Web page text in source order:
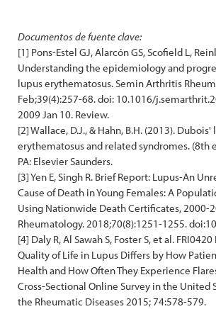
Documentos de fuente clave:
[1] Pons-Estel GJ, Alarcón GS, Scofield L,
Understanding the epidemiology and
lupus erythematosus. Semin Arthritis
Feb;39(4):257-68. doi: 10.1016/
2009 Jan 10. Review.
[2] Wallace, D.J., & Hahn, B.H. (2013). Dubois'
erythematosus and related syndromes. (8th
PA: Elsevier Saunders.
[3] Yen E, Singh R. Brief Report: Lupus-An
Cause of Death in Young Females: A
Using Nationwide Death Certificates, 2000-
Rheumatology. 2018;70(8):1251-1255.
[4] Daly R, Al Sawah S, Foster S, et al.
Quality of Life in Lupus Differs by How
Health and How Often They Experience
Cross-Sectional Online Survey in the United
the Rheumatic Diseases 2015; 74:578-579.